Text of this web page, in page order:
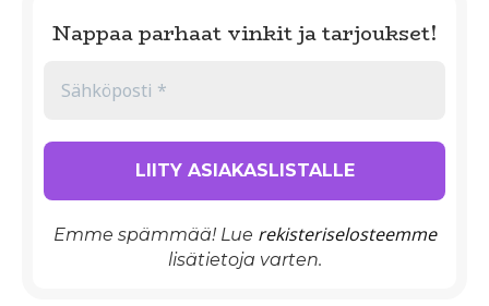
Nappaa parhaat vinkit ja tarjoukset!
Emme spämmää! Lue rekisteriselosteemme
lisätietoja varten.